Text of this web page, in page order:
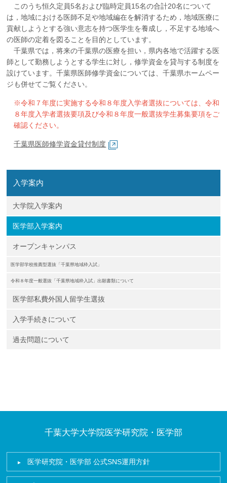
このうち恒久定員5名および臨時定員15名の合計20名について
は，地域における医師不足や地域編在を解消するため，地域医療に
貢献しようとする強い意志を持つ医学生を養成し，不足する地域へ
の医師の定着を図ることを目的としています。
千葉県では，将来の千葉県の医療を担い，県内各地で活躍する医
師として勤務しようとする学生に対し，修学資金を貸与する制度を
設けています。千葉県医師修学資金については、千葉県ホームペー
ジも併せてご覧ください。
※令和７年度に実施する令和８年度入学者選抜については、令和
８年度入学者選抜要項及び令和８年度一般選抜学生募集要項をご
確認ください。
千葉県医師修学資金貸付制度
入学案内
大学院入学案内
医学部入学案内
オープンキャンパス
医学部学校推薦型選抜「千葉県地域枠入試」
令和８年度一般選抜「千葉県地域枠入試」出願書類について
医学部私費外国人留学生選抜
入学手続きについて
過去問題について
千葉大学大学院医学研究院・医学部
医学研究院・医学部 公式SNS運用方針